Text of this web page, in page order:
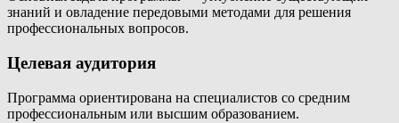
знаний и овладение передовыми методами для решения
профессиональных вопросов.
Целевая аудитория
Программа ориентирована на специалистов со средним
профессиональным или высшим образованием.